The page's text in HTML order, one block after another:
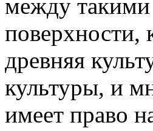
между
поверхности,
древняя
культуры, и
имеет право